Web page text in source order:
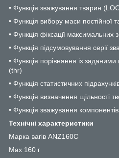
• Функція зважування тварин
• Функція вибору маси постійної
• Функція фіксації максимальних
• Функція підсумовування серії
• Функція порівняння із
(thr)
• Функція статистичних
• Функція визначення щільності
• Функція зважування
Технічні характеристики
Марка вагів ANZ160С
Max 160 г